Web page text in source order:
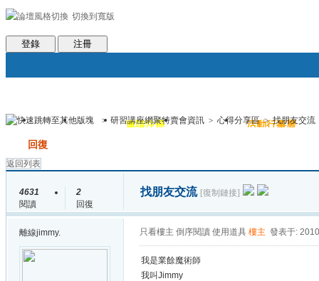
切換到寬版
會員條款 社區服務
登錄 注冊
論壇 圈子 邀請注冊 群組聚合 活動行事曆
> 研習講座網聚特賣會資訊 > 心得分享區 > 找朋友交流
回復
返回列表
4631
閱讀
2
回復
找朋友交流 [復制鏈接]
離線jimmy. 只看樓主 倒序閱讀 使用道具 樓主 發表于:
我是業餘魔術師
我叫Jimmy